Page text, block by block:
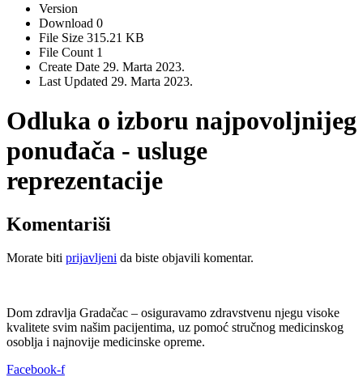
Version
Download 0
File Size 315.21 KB
File Count 1
Create Date 29. Marta 2023.
Last Updated 29. Marta 2023.
Odluka o izboru najpovoljnijeg
ponuđača - usluge
reprezentacije
Komentariši
Morate biti prijavljeni da biste objavili komentar.
Dom zdravlja Gradačac – osiguravamo zdravstvenu njegu visoke
kvalitete svim našim pacijentima, uz pomoć stručnog medicinskog
osoblja i najnovije medicinske opreme.
Facebook-f